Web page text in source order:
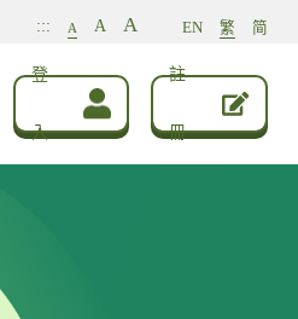
::: A A A EN 繁 简
登
入
註
冊